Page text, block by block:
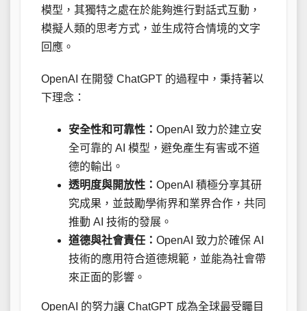
模型，其獨特之處在於能夠進行對話式互動，
模擬人類的思考方式，並生成符合情境的文字
回應。
OpenAI 在開發 ChatGPT 的過程中，秉持著以
下理念：
安全性和可靠性： OpenAI 致力於建立安
全可靠的 AI 模型，避免產生有害或不道
德的輸出。
透明度與開放性： OpenAI 積極分享其研
究成果，並鼓勵學術界和業界合作，共同
推動 AI 技術的發展。
道德與社會責任： OpenAI 致力於確保 AI
技術的應用符合道德規範，並能為社會帶
來正面的影響。
OpenAI 的努力讓 ChatGPT 成為全球最受矚目